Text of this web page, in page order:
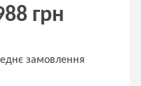
грн
замовлення